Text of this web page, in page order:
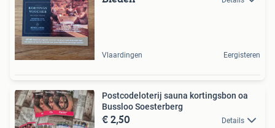
Vlaardingen Eergisteren
Postcodeloterij sauna kortingsbon oa
Bussloo Soesterberg
€ 2,50 Details